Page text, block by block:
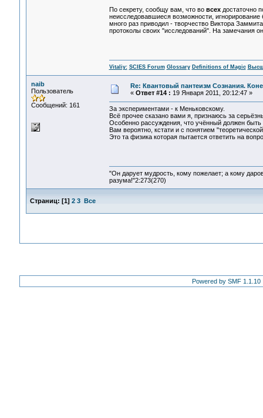
По секрету, сообщу вам, что во всехдостаточно
неисследовавшиеся возможности,
много раз приводил - творчество Виктора
протоколы своих "исследований". На замечания
Vitaliy: SCIES Forum Glossary Definitions of Magic
naib
Пользователь
Сообщений: 161
Re: Квантовый пантеизм Сознания.
« Ответ #14 : 19 Января 2011, 20:12:47 »
За экспериментами - к Меньковскому.
Всё прочее сказано вами я, признаюсь за
Особенно рассуждения, что учённый должен быть
Вам вероятно, кстати и с понятием
Это та физика которая пытается ответить на
"Он дарует мудрость, кому пожелает; а кому
разума!"2:273(270)
Страниц: [1] 2 3 Все
Powered by SMF 1.1.10